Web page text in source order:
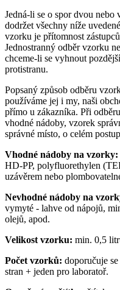
Jedná-li se o spor dvou
dodržet všechny níže
vzorku je přítomnost
Jednostranný odběr vzorku
chceme-li se vyhnout
protistranu.
Popsaný způsob odběru
používáme jej i my, naši
přímo u zákazníka. Při
vhodné nádoby, vzorek
správné místo, o celém
Vhodné nádoby na vzorky:
HD-PP, polyfluorethylen
uzávěrem nebo
Nevhodné nádoby na
vymyté - lahve od nápojů,
olejů, apod.
Velikost vzorku: min. 0,5
Počet vzorků: doporučuje
stran + jeden pro laboratoř.